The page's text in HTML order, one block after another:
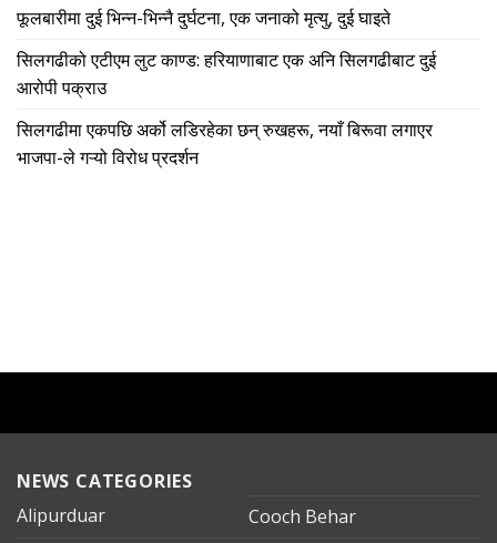
फूलबारीमा दुई भिन्न-भिन्नै दुर्घटना, एक जनाको मृत्यु, दुई घाइते
सिलगढीको एटीएम लुट काण्ड: हरियाणाबाट एक अनि सिलगढीबाट दुई
आरोपी पक्राउ
सिलगढीमा एकपछि अर्को लडिरहेका छन् रुखहरू, नयाँ बिरूवा लगाएर
भाजपा-ले गऱ्यो विरोध प्रदर्शन
NEWS CATEGORIES
Alipurduar
Cooch Behar